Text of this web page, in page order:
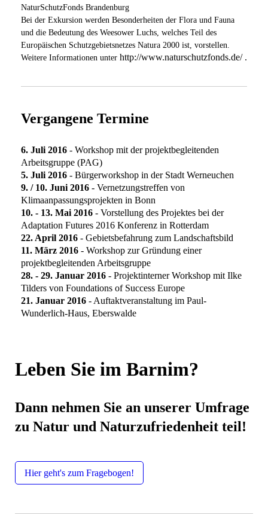
NaturSchutzFonds Brandenburg
Bei der Exkursion werden Besonderheiten der Flora und Fauna
und die Bedeutung des Weesower Luchs, welches Teil des
Europäischen Schutzgebietsnetzes Natura 2000 ist, vorstellen.
Weitere Informationen unter http://www.naturschutzfonds.de/ .
Vergangene Termine
6. Juli 2016 - Workshop mit der projektbegleitenden
Arbeitsgruppe (PAG)
5. Juli 2016 - Bürgerworkshop in der Stadt Werneuchen
9. / 10. Juni 2016 - Vernetzungstreffen von
Klimaanpassungsprojekten in Bonn
10. - 13. Mai 2016 - Vorstellung des Projektes bei der
Adaptation Futures 2016 Konferenz in Rotterdam
22. April 2016 - Gebietsbefahrung zum Landschaftsbild
11. März 2016 - Workshop zur Gründung einer
projektbegleitenden Arbeitsgruppe
28. - 29. Januar 2016 - Projektinterner Workshop mit Ilke
Tilders von Foundations of Success Europe
21. Januar 2016 - Auftaktveranstaltung im Paul-
Wunderlich-Haus, Eberswalde
Leben Sie im Barnim?
Dann nehmen Sie an unserer Umfrage
zu Natur und Naturzufriedenheit teil!
Hier geht's zum Fragebogen!